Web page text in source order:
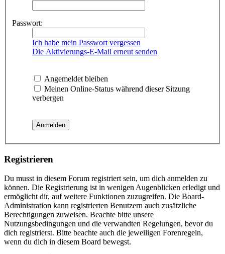
Passwort:
Ich habe mein Passwort vergessen
Die Aktivierungs-E-Mail erneut senden
Angemeldet bleiben
Meinen Online-Status während dieser Sitzung
verbergen
Registrieren
Du musst in diesem Forum registriert sein, um dich anmelden zu
können. Die Registrierung ist in wenigen Augenblicken erledigt und
ermöglicht dir, auf weitere Funktionen zuzugreifen. Die Board-
Administration kann registrierten Benutzern auch zusätzliche
Berechtigungen zuweisen. Beachte bitte unsere
Nutzungsbedingungen und die verwandten Regelungen, bevor du
dich registrierst. Bitte beachte auch die jeweiligen Forenregeln,
wenn du dich in diesem Board bewegst.